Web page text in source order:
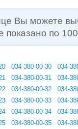
Вы можете
показано по
034-380-00-30
034-380-00-31
034-380-00-32
034-380-00-33
034-380-00-34
034-380-00-35
034-
034-
034-
034-
034-
034-